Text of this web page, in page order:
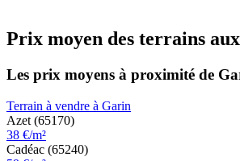
Prix moyen des terrains
Les prix moyens à proximité de
Terrain à vendre à Garin
Azet (65170)
38 €/m²
Cadéac (65240)